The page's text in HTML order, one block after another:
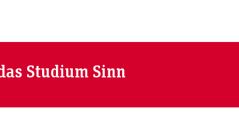
Studium Sinn